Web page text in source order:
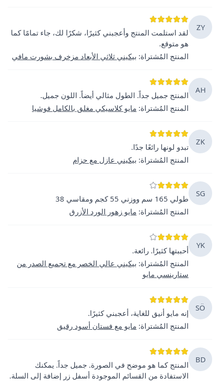
ZY
لقد استلمت المنتج وأعجبني كثيرًا، شكرًا لك، جاء تمامًا كما
هو متوقع.
المنتج المُشتراة: بيكيني ثلاثي الأبعاد مزخرف بشورت مافي
AH
المنتج جميل جداً. الطول مثالي أيضاً. اللون جميل.
المنتج المُشتراة: مايو كلاسيكي مغلق بالكامل فوشيا
ZK
تبدو لونها رائعًا جدًا.
المنتج المُشتراة: بيكيني عازل مع حزام
SG
طولي 165 سم ووزني 55 كجم ومقاسي 38
المنتج المُشتراة: مايو زهور الورد الأزرق
YK
أحببتها كثيرًا. رائعة.
المنتج المُشتراة: بيكيني عالي الخصر مع تجميع الصدر من
ستارينسي مايو
SÖ
إنه مايو أنيق للغاية، أعجبني كثيرًا.
المنتج المُشتراة: مايو مع فستان أسود رقيق
BD
المنتج كما هو موضح في الصورة. جميل جداً. يمكنك
الاستفادة من القسائم الموجودة أسفل زر إضافة إلى السلة.